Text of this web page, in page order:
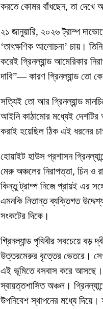
করতে কোমর বাঁধছেন, তা দেখে
২১ জানুয়ারি, ২০২৬ ট্রাম্প
‘তাৎক্ষণিক আলোচনা’ চায়।
করেই গ্রিনল্যান্ড আমেরিকার
দাবি”— কারণ গ্রিনল্যান্ড তো
সত্যিই তো আর গ্রিনল্যান্ড
আইনি কাঠামোর মধ্যেই দেশটির
করাই হয়েছিল ঠিক এই ধরনের
হোয়াইট হাউস প্রশাসন
মেরু অঞ্চলের নিরাপত্তা, চিন ও
কিন্তু ট্রাম্প নিজে প্রায়ই এর
এমনকি নিতান্ত ব্যক্তিগত
সংকটের দিকে।
গ্রিনল্যান্ড পৃথিবীর সবচেয়ে
উত্তরমেরুর বৃত্তের ভেতরে।
এই ভূমিতে বসবাস করে আসছে।
স্বায়ত্তশাসিত অঞ্চল।
উপনিবেশ স্থাপনের মধ্যে দিয়ে।